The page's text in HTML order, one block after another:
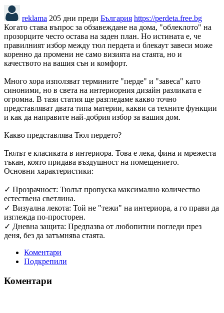
reklama 205 дни преди България https://perdeta.free.bg
Когато става въпрос за обзавеждане на дома, "облеклото" на
прозорците често остава на заден план. Но истината е, че
правилният избор между тюл пердета и блекаут завеси може
коренно да промени не само визията на стаята, но и
качеството на вашия сън и комфорт.
Много хора използват термините "перде" и "завеса" като
синоними, но в света на интериорния дизайн разликата е
огромна. В тази статия ще разгледаме какво точно
представляват двата типа материи, какви са техните функции
и как да направите най-добрия избор за вашия дом.
Какво представлява Тюл пердето?
Тюлът е класиката в интериора. Това е лека, фина и мрежеста
тъкан, която придава въздушност на помещението.
Основни характеристики:
✓ Прозрачност: Тюлът пропуска максимално количество
естествена светлина.
✓ Визуална лекота: Той не "тежи" на интериора, а го прави да
изглежда по-просторен.
✓ Дневна защита: Предпазва от любопитни погледи през
деня, без да затъмнява стаята.
Коментари
Подкрепили
Коментари